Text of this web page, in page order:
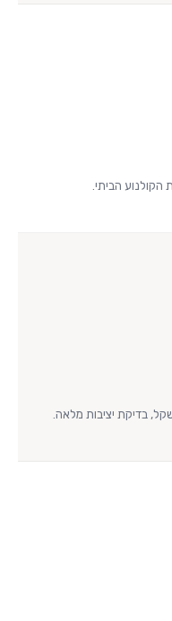
הקולנוע הביתי.
בדיקת יציבות מלאה.